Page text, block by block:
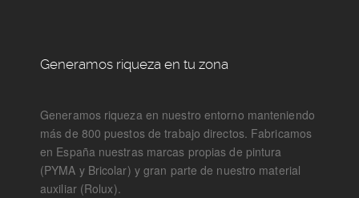
Generamos riqueza en tu zona
Generamos riqueza en nuestro entorno manteniendo
más de 800 puestos de trabajo directos. Fabricamos
en España nuestras marcas propias de pintura
(PYMA y Bricolar) y gran parte de nuestro material
auxiliar (Rolux).